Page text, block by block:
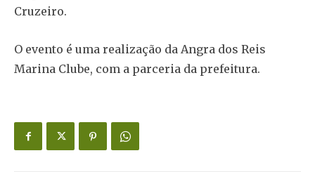
Cruzeiro.
O evento é uma realização da Angra dos Reis
Marina Clube, com a parceria da prefeitura.